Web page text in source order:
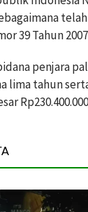
39 Tahun
penjara
lima tahun